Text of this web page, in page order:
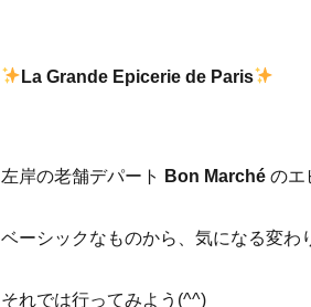
La Grande Epicerie de Paris
左岸の老舗デパート Bon Marchéのエ
ベーシックなものから、気になる変わ
それでは行ってみよう(^^)